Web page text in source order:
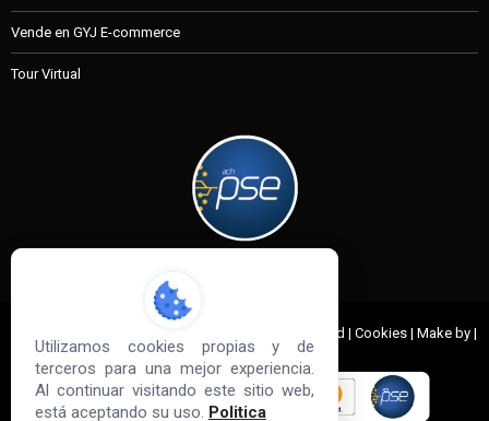
Utilizamos cookies propias y de
terceros para una mejor experiencia.
Al continuar visitando este sitio web,
está aceptando su uso. Politica
Vende en GYJ E-commerce
Tour Virtual
© 2022 G&J Empresas de Acero. All Rights Reserved | Cookies | Make by |
Sd3